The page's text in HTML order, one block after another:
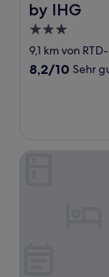
by IHG
3.0-
Sterne-
Unterkunft
9,1 km von
8.2
Bewertungen)
8,2/10 Sehr